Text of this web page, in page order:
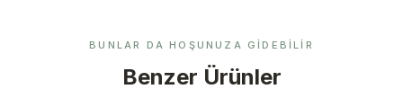
BUNLAR DA HOŞUNUZA GIDEBILIR
Benzer Ürünler